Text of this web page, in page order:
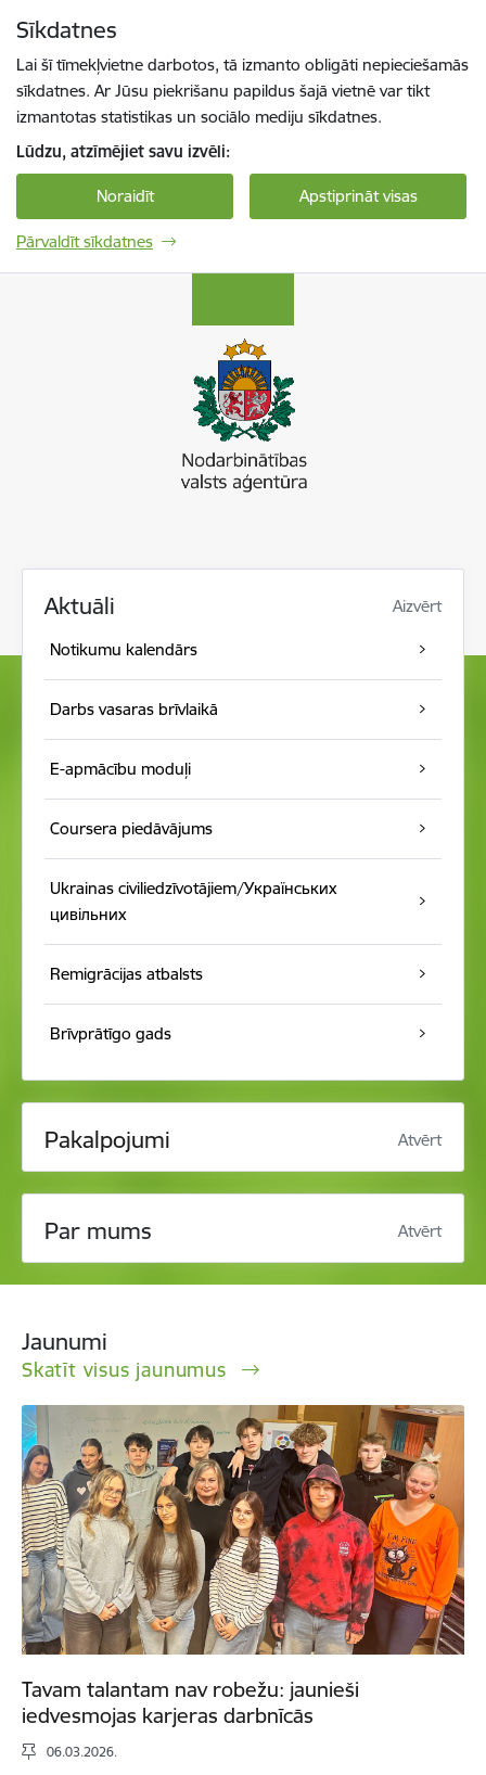
Sīkdatnes
Lai šī tīmekļvietne darbotos, tā izmanto obligāti nepieciešamās
sīkdatnes. Ar Jūsu piekrišanu papildus šajā vietnē var tikt
izmantotas statistikas un sociālo mediju sīkdatnes.
Lūdzu, atzīmējiet savu izvēli:
Noraidīt Apstiprināt visas
Pārvaldīt sīkdatnes
Aktuāli Aizvērt
Notikumu kalendār s
Darbs vasaras brīvlaikā
E-apmācību moduļi
Coursera piedāvājums
Ukrainas civiliedzīvotājiem/Українських
цивільних
Remigrācijas atbalsts
Brīvprātīgo gads
Pakalpojumi Atvērt
Par mums Atvērt
Jaunumi
Skatīt visus jaunumus
Tavam talantam nav robežu: jaunieši
iedvesmojas karjeras darbnīcās
06.03.2026.